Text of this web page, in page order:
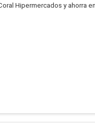
Hipermercados y ahorra